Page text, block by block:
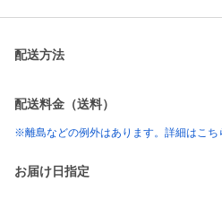
配送方法
配送料金（送料）
※離島などの例外はあります。詳細はこち
お届け日指定